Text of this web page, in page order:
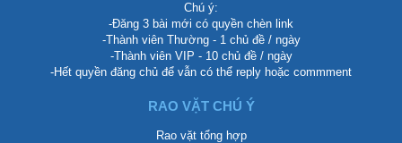
Chú ý:
-Đăng 3 bài mới có quyền chèn link
-Thành viên Thường - 1 chủ đề / ngày
-Thành viên VIP - 10 chủ đề / ngày
-Hết quyền đăng chủ để vẫn có thể reply hoặc commment
RAO VẶT CHÚ Ý
Rao vặt tổng hợp